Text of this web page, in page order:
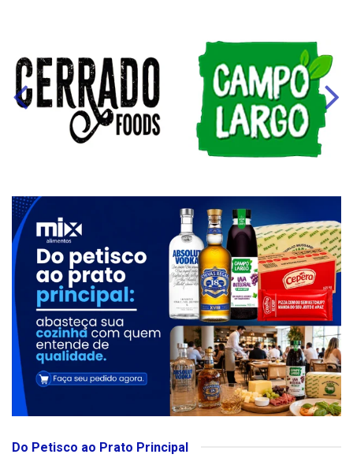
Do Petisco ao Prato Principal